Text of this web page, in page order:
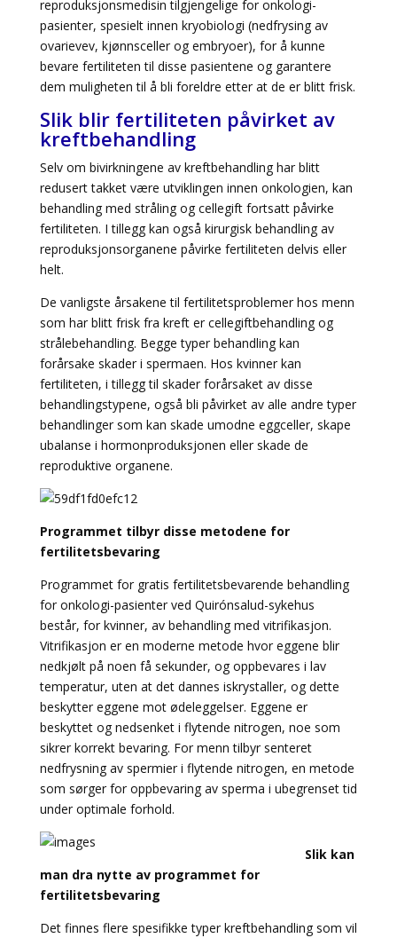
reproduksjonsmedisin tilgjengelige for onkologi-
pasienter, spesielt innen kryobiologi (nedfrysing av
ovarievev, kjønnsceller og embryoer), for å kunne
bevare fertiliteten til disse pasientene og garantere
dem muligheten til å bli foreldre etter at de er blitt frisk.
Slik blir fertiliteten påvirket av
kreftbehandling
Selv om bivirkningene av kreftbehandling har blitt
redusert takket være utviklingen innen onkologien, kan
behandling med stråling og cellegift fortsatt påvirke
fertiliteten. I tillegg kan også kirurgisk behandling av
reproduksjonsorganene påvirke fertiliteten delvis eller
helt.
De vanligste årsakene til fertilitetsproblemer hos menn
som har blitt frisk fra kreft er cellegiftbehandling og
strålebehandling. Begge typer behandling kan
forårsake skader i spermaen. Hos kvinner kan
fertiliteten, i tillegg til skader forårsaket av disse
behandlingstypene, også bli påvirket av alle andre typer
behandlinger som kan skade umodne eggceller, skape
ubalanse i hormonproduksjonen eller skade de
reproduktive organene.
Programmet tilbyr disse metodene for
fertilitetsbevaring
Programmet for gratis fertilitetsbevarende behandling
for onkologi-pasienter ved Quirónsalud-sykehus
består, for kvinner, av behandling med vitrifikasjon.
Vitrifikasjon er en moderne metode hvor eggene blir
nedkjølt på noen få sekunder, og oppbevares i lav
temperatur, uten at det dannes iskrystaller, og dette
beskytter eggene mot ødeleggelser. Eggene er
beskyttet og nedsenket i flytende nitrogen, noe som
sikrer korrekt bevaring. For menn tilbyr senteret
nedfrysning av spermier i flytende nitrogen, en metode
som sørger for oppbevaring av sperma i ubegrenset tid
under optimale forhold.
Slik kan
man dra nytte av programmet for
fertilitetsbevaring
Det finnes flere spesifikke typer kreftbehandling som vil